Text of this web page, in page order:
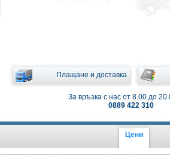
Плащане и доставка
За връзка с нас от 8.00 до
0889 422 310
Цени